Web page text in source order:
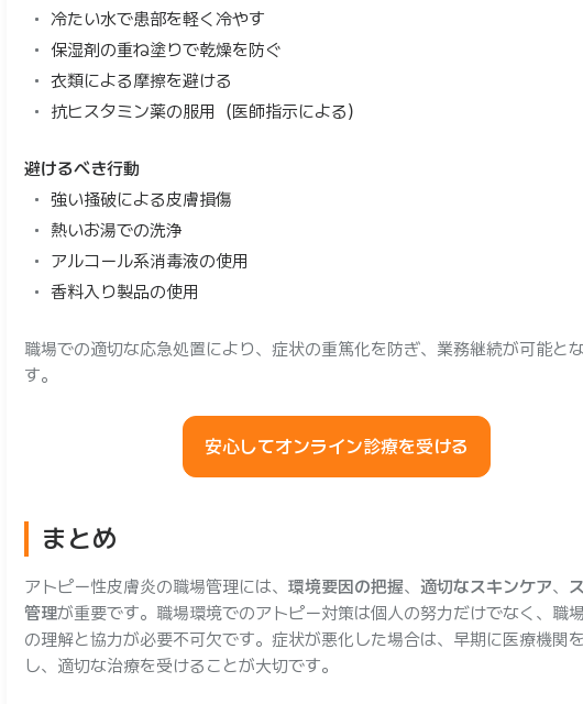
冷たい水で患部を軽く冷やす
保湿剤の重ね塗りで乾燥を防ぐ
衣類による摩擦を避ける
抗ヒスタミン薬の服用（医師指示による）
避けるべき行動
強い掻破による皮膚損傷
熱いお湯での洗浄
アルコール系消毒液の使用
香料入り製品の使用
職場での適切な応急処置により、症状の重篤化を防ぎ、業務継続が可能と
す。
安心してオンライン診療を受ける
まとめ
アトピー性皮膚炎の職場管理には、 環境要因の把握、 適切なスキンケア、
管理が重要です。職場環境でのアトピー対策は個人の努力だけでなく、職
の理解と協力が必要不可欠です。症状が悪化した場合は、早期に医療機関
し、適切な治療を受けることが大切です。